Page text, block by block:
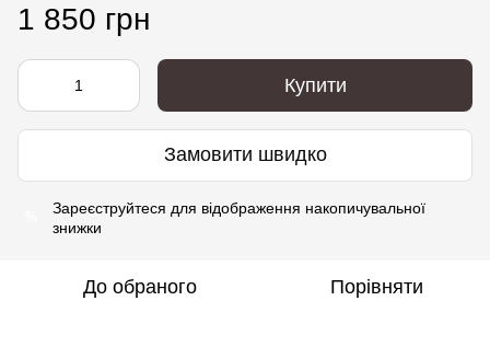
1 850 грн
Купити
Замовити швидко
Зареєструйтеся для відображення накопичувальної
знижки
До обраного Порівняти